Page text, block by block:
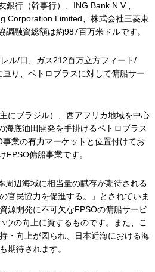
行（幹事行）、ING Bank N.V.、
Corporation Limited、株式会社三菱東
融資総額は約987百万米ドルです。
ル/日、ガス212百万立方フィート/
り、ペトロブラスに対して傭船サー
にブラジル）、西アフリカ地域を中心
底油田開発を手掛けるペトロブラス
業の有力マーケットと位置付けてお
傭船事業です。
周辺海域に相当量の賦存が期待される
官民協力を促進する。」とされていま
源開発に不可欠なFPSOの傭船サービ
の向上に資するものです。また、こ
・向上が図られ、日本近海における海
期待されます。